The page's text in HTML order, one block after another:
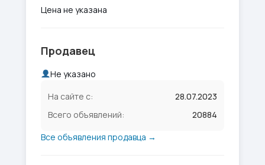
Цена не указана
Продавец
Не указано
На сайте с:
28.07.2023
Всего объявлений:
20884
Все объявления продавца →